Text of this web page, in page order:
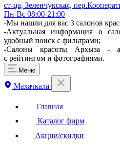
ст-ца, Зеленчукская,
Пн-Вс 08:00-21:00
-Мы нашли для вас 3 салонов
-Актуальная информация о
удобный поиск с фильтрами;
-Салоны красоты Архыза -
с рейтингом и фотографиями.
Меню
Махачкала
Главная
Каталог фирм
Акции/скидки